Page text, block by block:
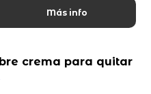
Más info
crema para quitar